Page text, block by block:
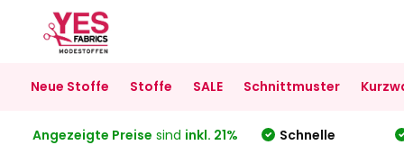
Neue Stoffe Stoffe SALE Schnittmuster
Angezeigte Preise sind inkl. 21%
Schnelle